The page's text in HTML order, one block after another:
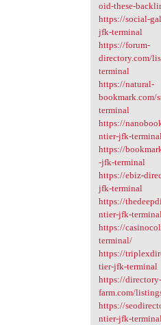
oid-these-
https://social-
jfk-terminal
https://forum-
directory.com/
terminal
https://natural-
bookmark.com/
terminal
https://
ntier-jfk-
https://
-jfk-terminal
https://ebiz-
jfk-terminal
https://
ntier-jfk-
https://
terminal/
https://
tier-jfk-terminal
https://directory-
farm.com/
https://
ntier-jfk-